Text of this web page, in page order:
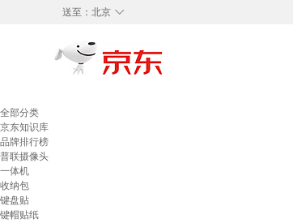
◇
送至： 北京
全部分类
京东知识库
品牌排行榜
普联摄像头
一体机
收纳包
键盘贴
键帽贴纸